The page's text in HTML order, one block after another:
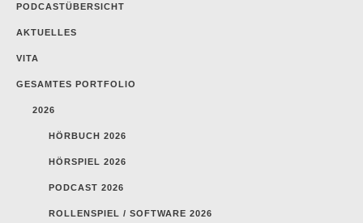
PODCASTÜBERSICHT
AKTUELLES
VITA
GESAMTES PORTFOLIO
2026
HÖRBUCH 2026
HÖRSPIEL 2026
PODCAST 2026
ROLLENSPIEL / SOFTWARE 2026